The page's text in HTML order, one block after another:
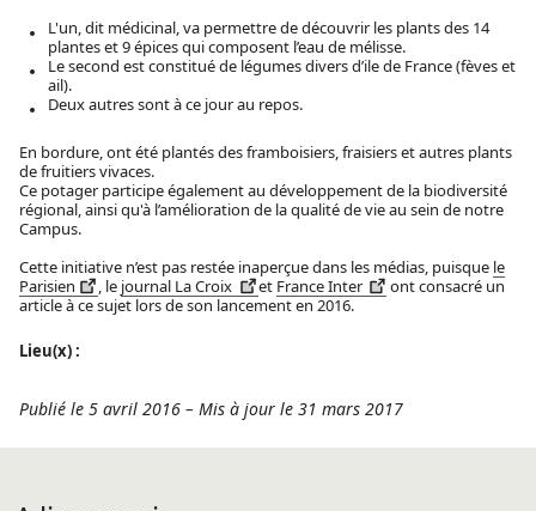
L'un, dit médicinal, va permettre de découvrir les plants des 14
plantes et 9 épices qui composent l’eau de mélisse.
Le second est constitué de légumes divers d’ile de France (fèves et
ail).
Deux autres sont à ce jour au repos.
En bordure, ont été plantés des framboisiers, fraisiers et autres plants
de fruitiers vivaces.
Ce potager participe également au développement de la biodiversité
régional, ainsi qu'à l’amélioration de la qualité de vie au sein de notre
Campus.
Cette initiative n’est pas restée inaperçue dans les médias, puisque le
Parisien
, le journal La Croix et France Inter
ont consacré un
article à ce sujet lors de son lancement en 2016.
Lieu(x) :
Publié le 5 avril 2016 – Mis à jour le 31 mars 2017